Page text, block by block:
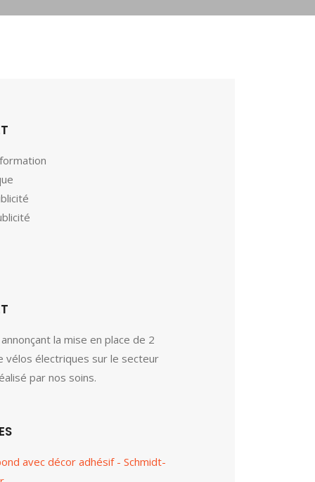
la mise en place de 2
vélos électriques sur le secteur
par nos soins.
avec décor adhésif - Schmidt-